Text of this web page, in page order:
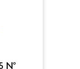
№